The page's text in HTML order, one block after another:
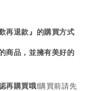
再退款』的購買方式
商品，並擁有美好的
再購買哦!購買前請先